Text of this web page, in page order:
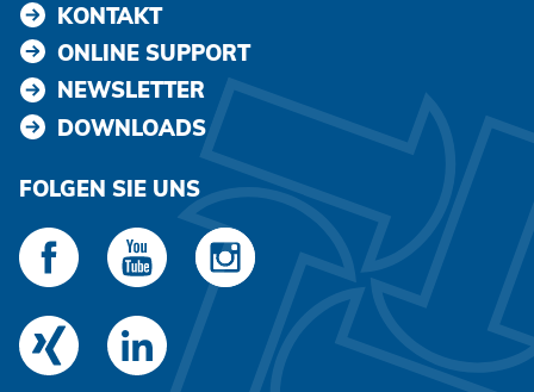
KONTAKT
ONLINE SUPPORT
NEWSLETTER
DOWNLOADS
FOLGEN SIE UNS